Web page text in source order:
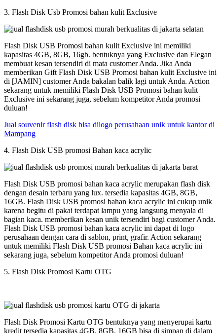
3. Flash Disk Usb Promosi bahan kulit Exclusive
Flash Disk USB Promosi bahan kulit Exclusive ini memiliki
kapasitas 4GB, 8GB, 16gb. bentuknya yang Exclusive dan Elegan
membuat kesan tersendiri di mata customer Anda. Jika Anda
memberikan Gift Flash Disk USB Promosi bahan kulit Exclusive ini
di [JAMIN] customer Anda bakalan balik lagi untuk Anda. Action
sekarang untuk memiliki Flash Disk USB Promosi bahan kulit
Exclusive ini sekarang juga, sebelum kompetitor Anda promosi
duluan!
Jual souvenir flash disk bisa dilogo perusahaan unik untuk kantor di
Mampang
4. Flash Disk USB promosi Bahan kaca acrylic
Flash Disk USB promosi bahan kaca acrylic merupakan flash disk
dengan desain terbaru yang lux. tersedia kapasitas 4GB, 8GB,
16GB. Flash Disk USB promosi bahan kaca acrylic ini cukup unik
karena begitu di pakai terdapat lampu yang langsung menyala di
bagian kaca. memberikan kesan unik tersendiri bagi customer Anda.
Flash Disk USB promosi bahan kaca acrylic ini dapat di logo
perusahaan dengan cara di sablon, print, grafir. Action sekarang
untuk memiliki Flash Disk USB promosi Bahan kaca acrylic ini
sekarang juga, sebelum kompetitor Anda promosi duluan!
5. Flash Disk Promosi Kartu OTG
Flash Disk Promosi Kartu OTG bentuknya yang menyerupai kartu
kredit tersedia kapasitas 4GB, 8GB, 16GB bisa di simpan di dalam